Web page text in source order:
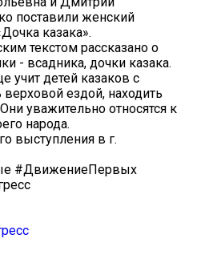
поставили женский
казака».
текстом рассказано о
- всадника, дочки казака.
учит детей казаков с
верховой ездой, находить
уважительно относятся к
народа.
выступления в г.
#ДвижениеПервых